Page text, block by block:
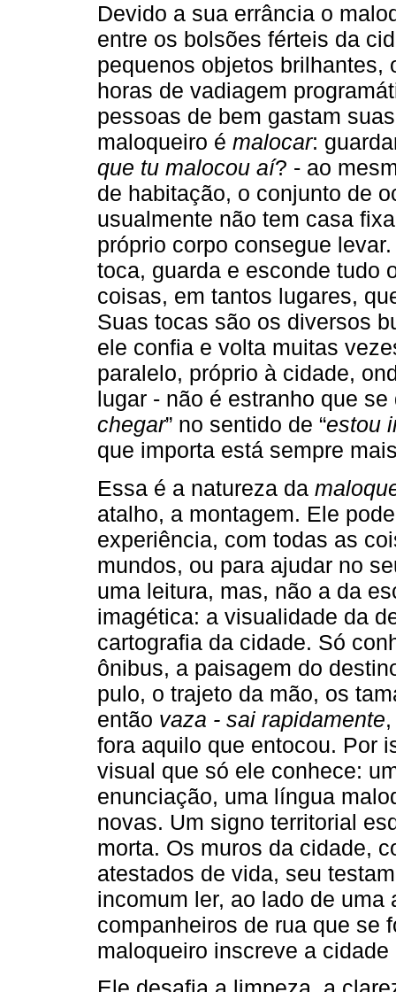
Devido a sua errância o
entre os bolsões férteis da
pequenos objetos brilhantes,
horas de vadiagem
pessoas de bem gastam
maloqueiro é malocar:
que tu malocou aí? - ao
de habitação, o conjunto de
usualmente não tem casa
próprio corpo consegue
toca, guarda e esconde tudo
coisas, em tantos lugares,
Suas tocas são os diversos
ele confia e volta muitas
paralelo, próprio à cidade,
lugar - não é estranho que
chegar” no sentido de “estou
que importa está sempre
Essa é a natureza da
atalho, a montagem. Ele
experiência, com todas as
mundos, ou para ajudar no
uma leitura, mas, não a da
imagética: a visualidade da
cartografia da cidade. Só
ônibus, a paisagem do
pulo, o trajeto da mão, os
então vaza - sai rapidamente
fora aquilo que entocou. Por
visual que só ele conhece:
enunciação, uma língua
novas. Um signo territorial
morta. Os muros da cidade,
atestados de vida, seu
incomum ler, ao lado de
companheiros de rua que se
maloqueiro inscreve a